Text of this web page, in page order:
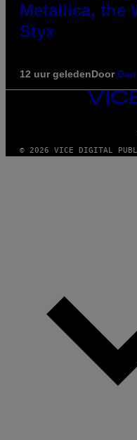
Metallica, the
Styx
12 uur geledenDoor
VICE
© 2026 VICE DIGITAL